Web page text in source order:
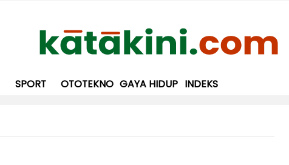
SPORT OTOTEKNO GAYA HIDUP INDEKS